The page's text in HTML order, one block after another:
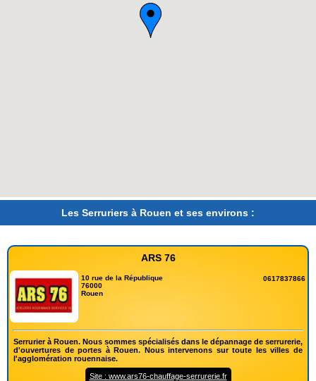
Les Serruriers à Rouen et ses environs :
ARS 76
10 rue de la République
76000
Rouen
0617837866
Serrurier à Rouen. Nous sommes spécialisés dans le dépannage de serrurerie,
d'ouvertures de portes à Rouen. Nous intervenons sur toute les villes de
l'agglomération rouennaise.
Site : www.ars76-chauffage-serrurerie.fr